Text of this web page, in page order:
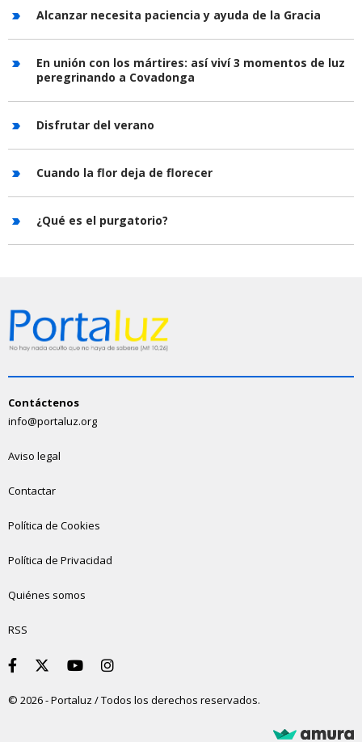
Alcanzar necesita paciencia y ayuda de la Gracia
En unión con los mártires: así viví 3 momentos de luz
peregrinando a Covadonga
Disfrutar del verano
Cuando la flor deja de florecer
¿Qué es el purgatorio?
Contáctenos
info@portaluz.org
Aviso legal
Contactar
Política de Cookies
Política de Privacidad
Quiénes somos
RSS
© 2026 - Portaluz / Todos los derechos reservados.